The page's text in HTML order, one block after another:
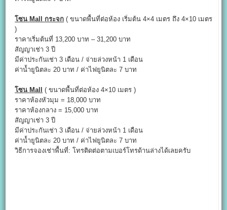
โซน Mallกระจก ( ขนาดพื้นที่ต่อห้อง เริ่มต้น 4×4 เมตร ถึง 4×10 เมตร
)
ราคาเริ่มต้นที่ 13,200 บาท – 31,200 บาท
สัญญาเช่า 3 ปี
มีค่าประกันเช่า 3 เดือน / จ่ายล่วงหน้า 1 เดือน
ค่าน้ำยูนิตละ 20 บาท / ค่าไฟยูนิตละ 7 บาท
โซน Mall
( ขนาดพื้นที่ต่อห้อง 4×10 เมตร )
ราคาห้องหัวมุม = 18,000 บาท
ราคาห้องกลาง = 15,000 บาท
สัญญาเช่า 3 ปี
มีค่าประกันเช่า 3 เดือน / จ่ายล่วงหน้า 1 เดือน
ค่าน้ำยูนิตละ 20 บาท / ค่าไฟยูนิตละ 7 บาท
วิธีการจองเช่าพื้นที่: โทรติดต่อตามเบอร์โทรด้านล่างได้เลยครับ